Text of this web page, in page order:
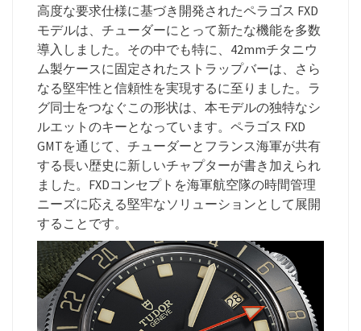
高度な要求仕様に基づき開発されたペラゴス FXD
モデルは、チューダーにとって新たな機能を多数
導入しました。その中でも特に、42mmチタニウ
ム製ケースに固定されたストラップバーは、さら
なる堅牢性と信頼性を実現するに至りました。ラ
グ同士をつなぐこの形状は、本モデルの独特なシ
ルエットのキーとなっています。ペラゴス FXD
GMTを通じて、チューダーとフランス海軍が共有
する長い歴史に新しいチャプターが書き加えられ
ました。FXDコンセプトを海軍航空隊の時間管理
ニーズに応える堅牢なソリューションとして展開
することです。